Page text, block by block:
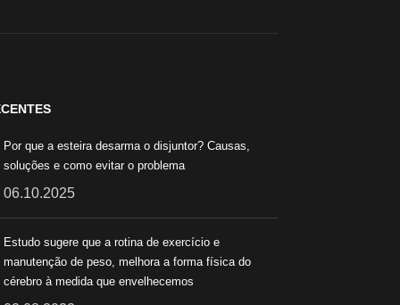
Por que a esteira desarma o disjuntor? Causas,
soluções e como evitar o problema
06.10.2025
Estudo sugere que a rotina de exercício e
manutenção de peso, melhora a forma física do
cérebro à medida que envelhecemos